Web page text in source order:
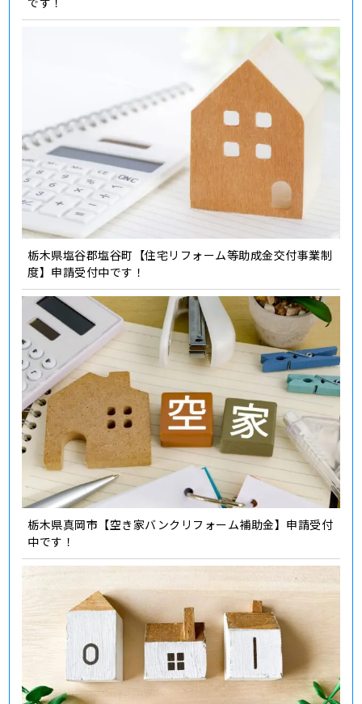
栃木県塩谷郡塩谷町【住宅リフォーム等助成金交付事業制
度】申請受付中です！
栃木県真岡市【空き家バンクリフォーム補助金】申請受付
中です！